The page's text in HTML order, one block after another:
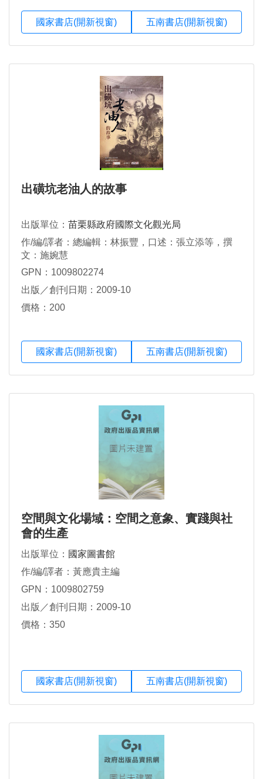
國家書店(開新視窗) 五南書店(開新視窗)
出磺坑老油人的故事
出版單位： 苗栗縣政府國際文化觀光局
作/編/譯者：總編輯：林振豐，口述：張立添等，撰
文：施婉慧
GPN：1009802274
出版／創刊日期：2009-10
價格：200
國家書店(開新視窗) 五南書店(開新視窗)
空間與文化場域：空間之意象、實踐與社
會的生產
出版單位： 國家圖書館
作/編/譯者：黃應貴主編
GPN：1009802759
出版／創刊日期：2009-10
價格：350
國家書店(開新視窗) 五南書店(開新視窗)